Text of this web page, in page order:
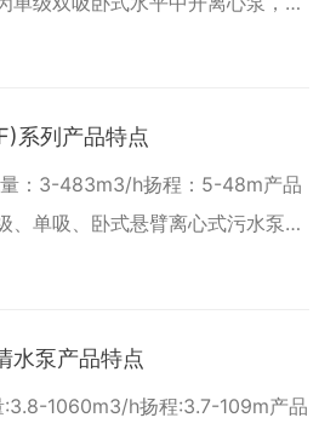
优良的运行特性。适用范围:适用
系列产品特点
：3-483m3/h扬程：5-48m产品
、单吸、卧式悬臂离心式污水泵，
转平稳，不易堵塞，维修方便。可
水泵产品特点
1060m3/h扬程:3.7-109m产品